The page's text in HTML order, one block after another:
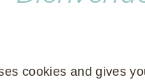
actualité Engagés
cookies and gives